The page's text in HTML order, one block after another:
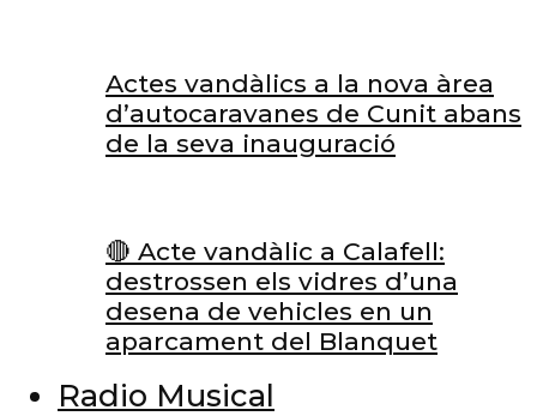
Actes vandàlics a la nova àrea
d’autocaravanes de Cunit abans
de la seva inauguració
🔴 Acte vandàlic a Calafell:
destrossen els vidres d’una
desena de vehicles en un
aparcament del Blanquet
Radio Musical